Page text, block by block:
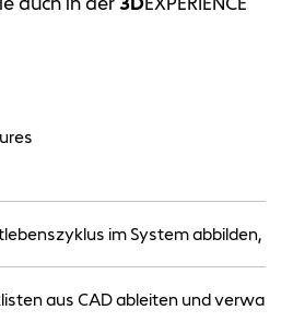
im System abbilden,
aus CAD ableiten und verwalten